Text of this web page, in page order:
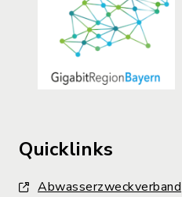
Quicklinks
Abwasserzweckverband